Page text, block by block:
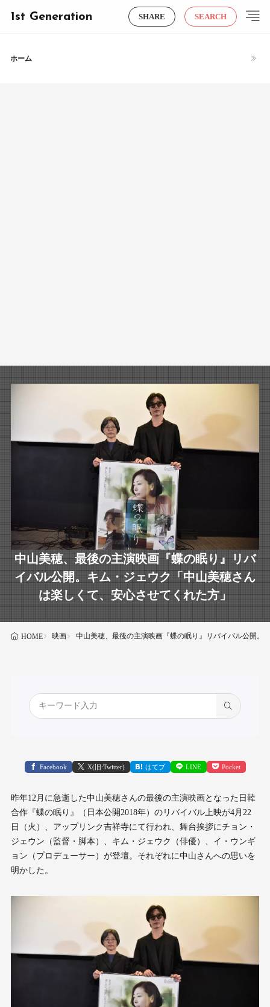
1st Generation SHARE SEARCH
ホーム
中山美穂、最後の主演映画『蝶の眠り』リバ
イバル公開。キム・ジェウク「中山美穂さん
は楽しくて、安心させてくれた方」
HOME 映画 中山美穂、最後の主演映画『蝶の眠り』リバイバル公開。
Facebook X(旧:Twitter) はてブ LINE Pocket
昨年12月に急逝した中山美穂さんの最後の主演映画となった日韓
合作『蝶の眠り』（日本公開2018年）のリバイバル上映が4月22
日（火）、アップリンク吉祥寺にて行われ、舞台挨拶にチョン・
ジェウン（監督・脚本）、キム・ジェウク（俳優）、イ・ウンギ
ョン（プロデューサー）が登壇。それぞれに中山さんへの思いを
明かした。